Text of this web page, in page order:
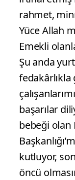
rahmet,
Yüce Allah
Emekli
Şu anda
başarılar
bebeği olan
kutluyor,
öncü